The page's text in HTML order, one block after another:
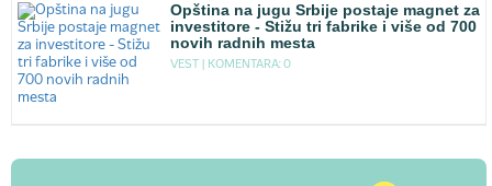
Opština na jugu Srbije postaje magnet za
investitore - Stižu tri fabrike i više od 700
novih radnih mesta
VEST | KOMENTARA: 0